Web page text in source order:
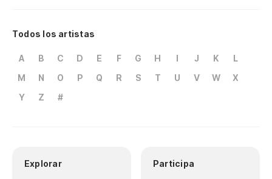
Todos los artistas
A B C D E F G H I J K
L
M
N O P Q R S T U V W
X
Y
Z #
Explorar Participa